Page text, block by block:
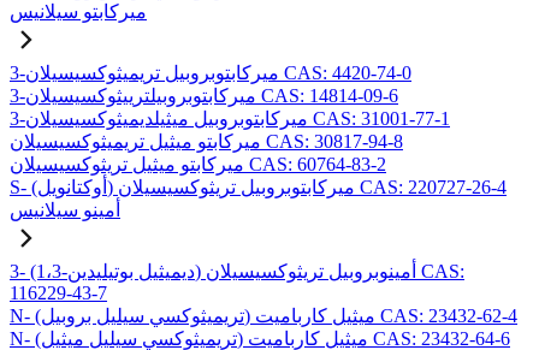
ميركابتو سيلانيس
3-ميركابتوبروبيل تريميثوكسيسيلان CAS: 4420-74-0
3-ميركابتوبروبيلترييثوكسيسيلان CAS: 14814-09-6
3-ميركابتوبروبيل ميثيلديميثوكسيسيلان CAS: 31001-77-1
ميركابتو ميثيل تريميثوكسيسيلان CAS: 30817-94-8
ميركابتو ميثيل تريثوكسيسيلان CAS: 60764-83-2
S- (أوكتانويل) ميركابتوبروبيل تريثوكسيسيلان CAS: 220727-26-4
أمينو سيلانيس
3- (1،3-ديميثيل بوتيليدين) أمينوبروبيل تريثوكسيسيلان CAS:
116229-43-7
N- (تريميثوكسي سيليل بروبيل) ميثيل كارباميت CAS: 23432-62-4
N- (تريميثوكسي سيليل ميثيل) ميثيل كارباميت CAS: 23432-64-6